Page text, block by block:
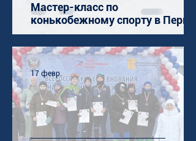
Мастер-класс по
конькобежному спорту в Перми
17 февр.